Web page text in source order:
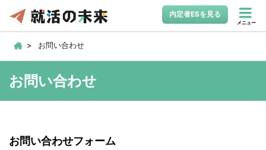
内定者ESを見る
メニュー
お問い合わせ
お問い合わせ
お問い合わせフォーム